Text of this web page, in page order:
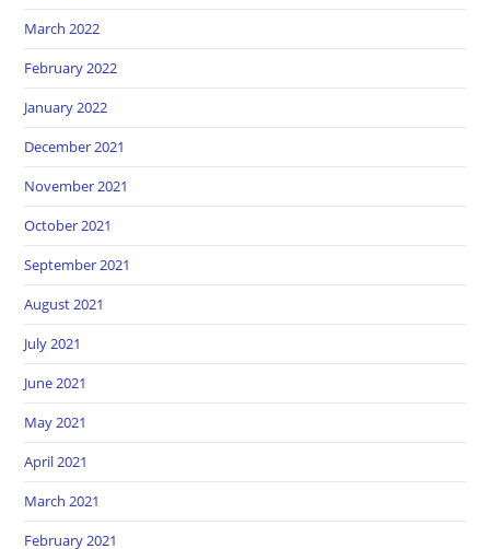
March 2022
February 2022
January 2022
December 2021
November 2021
October 2021
September 2021
August 2021
July 2021
June 2021
May 2021
April 2021
March 2021
February 2021